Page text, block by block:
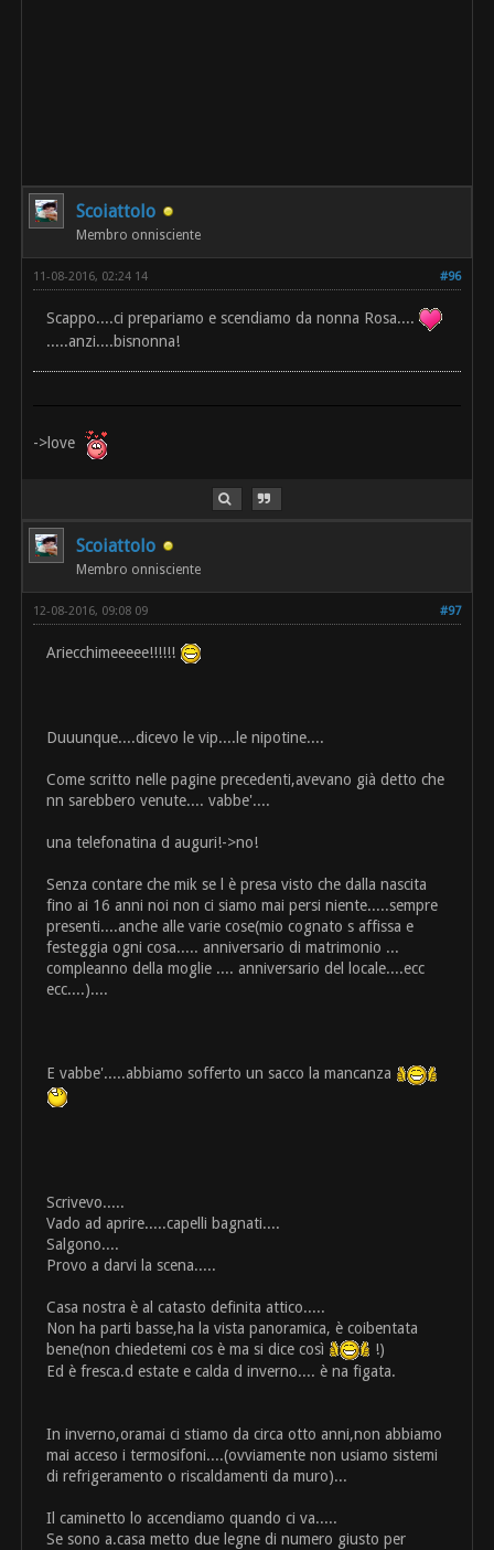
Scoiattolo
Membro onnisciente
#96
11-08-2016, 02:24 14
Scappo....ci prepariamo e scendiamo da nonna Rosa....
.....anzi....bisnonna!
->love
Scoiattolo
Membro onnisciente
#97
12-08-2016, 09:08 09
Ariecchimeeeee!!!!!!
Duuunque....dicevo le vip....le nipotine....
Come scritto nelle pagine precedenti,avevano già detto che
nn sarebbero venute.... vabbe'....
una telefonatina d auguri!->no!
Senza contare che mik se l è presa visto che dalla nascita
fino ai 16 anni noi non ci siamo mai persi niente.....sempre
presenti....anche alle varie cose(mio cognato s affissa e
festeggia ogni cosa..... anniversario di matrimonio ...
compleanno della moglie .... anniversario del locale....ecc
ecc....)....
E vabbe'.....abbiamo sofferto un sacco la mancanza
Scrivevo.....
Vado ad aprire.....capelli bagnati....
Salgono....
Provo a darvi la scena.....
Casa nostra è al catasto definita attico.....
Non ha parti basse,ha la vista panoramica, è coibentata
bene(non chiedetemi cos è ma si dice così
!)
Ed è fresca.d estate e calda d inverno.... è na figata.
In inverno,oramai ci stiamo da circa otto anni,non abbiamo
mai acceso i termosifoni....(ovviamente non usiamo sistemi
di refrigeramento o riscaldamenti da muro)...
Il caminetto lo accendiamo quando ci va.....
Se sono a.casa metto due legne di numero giusto per